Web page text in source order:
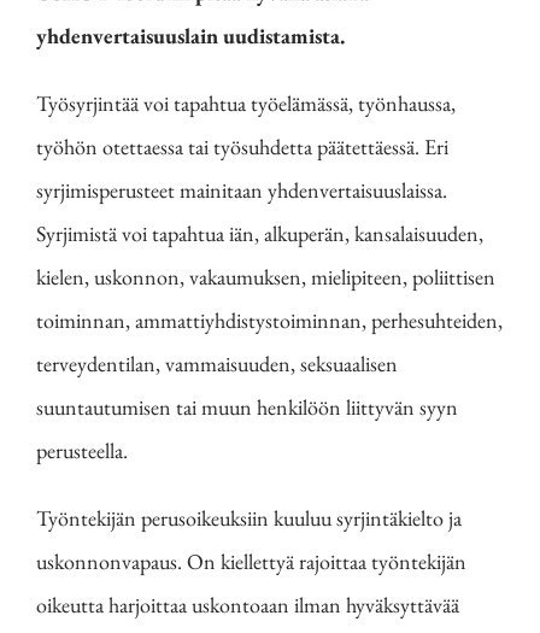
yhdenvertaisuuslain uudistamista.
Työsyrjintää voi tapahtua työelämässä, työnhaussa,
työhön otettaessa tai työsuhdetta päätettäessä. Eri
syrjimisperusteet mainitaan yhdenvertaisuuslaissa.
Syrjimistä voi tapahtua iän, alkuperän, kansalaisuuden,
kielen, uskonnon, vakaumuksen, mielipiteen, poliittisen
toiminnan, ammattiyhdistystoiminnan, perhesuhteiden,
terveydentilan, vammaisuuden, seksuaalisen
suuntautumisen tai muun henkilöön liittyvän syyn
perusteella.
Työntekijän perusoikeuksiin kuuluu syrjintäkielto ja
uskonnonvapaus. On kiellettyä rajoittaa työntekijän
oikeutta harjoittaa uskontoaan ilman hyväksyttävää